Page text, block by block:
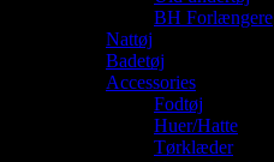
BH Forlængere
Nattøj
Badetøj
Accessories
Fodtøj
Huer/Hatte
Tørklæder